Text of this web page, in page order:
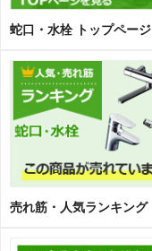
蛇口・水栓 トップページ
売れ筋・人気ランキング